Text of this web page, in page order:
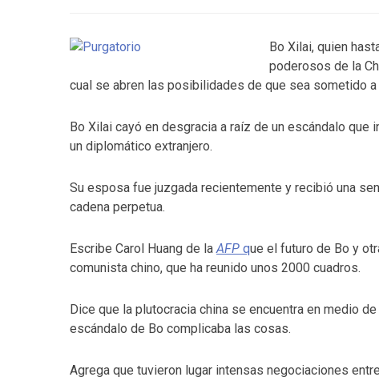
Bo Xilai, quien
poderosos de la
cual se abren las posibilidades de que sea sometido a
Bo Xilai cayó en desgracia a raíz de un escándalo
un diplomático extranjero.
Su esposa fue juzgada recientemente y recibió una
cadena perpetua.
Escribe Carol Huang de laAFP que el futuro de Bo y
comunista chino, que ha reunido unos 2000 cuadros.
Dice que la plutocracia china se encuentra en medio
escándalo de Bo complicaba las cosas.
Agrega que tuvieron lugar intensas negociaciones